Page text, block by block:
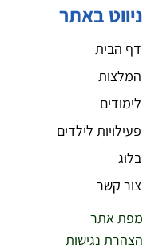
ניווט באתר
דף הבית
המלצות
לימודים
פעילויות לילדים
בלוג
צור קשר
מפת אתר
הצהרת נגישות